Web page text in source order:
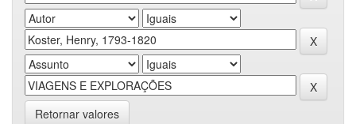
Retornar valores